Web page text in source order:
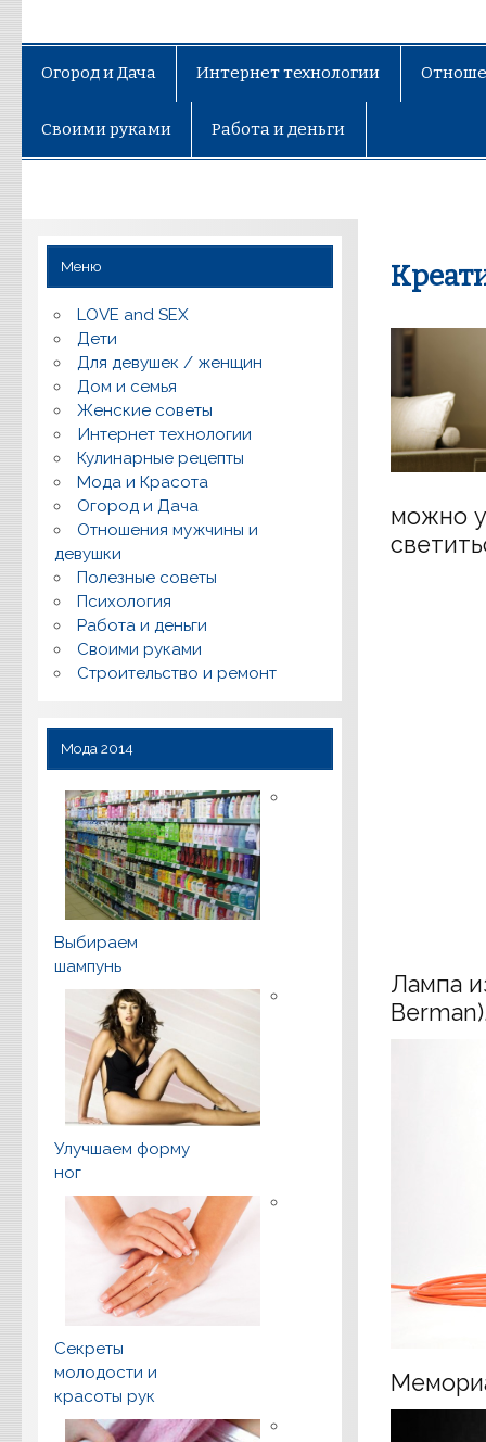
Огород и Дача Интернет технологии
Своими руками Работа и деньги
можно
Лампа
Меню
LOVE and SEX
Дети
Для девушек / женщин
Дом и семья
Женские советы
Интернет технологии
Кулинарные рецепты
Мода и Красота
Огород и Дача
Отношения мужчины и
девушки
Полезные советы
Психология
Работа и деньги
Своими руками
Строительство и ремонт
Мода 2014
Выбираем
шампунь
Улучшаем форму
ног
Секреты
молодости и
красоты рук